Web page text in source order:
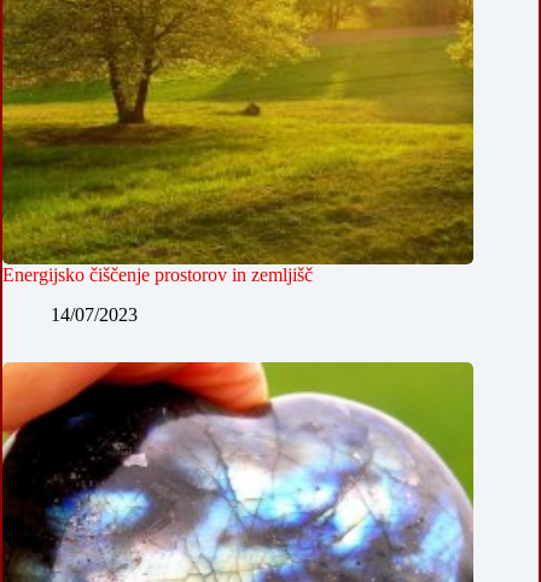
Energijsko čiščenje prostorov in zemljišč
14/07/2023